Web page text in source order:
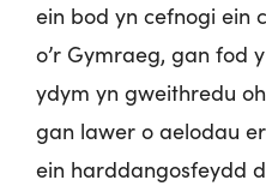
ein bod yn cefnogi ein
o’r Gymraeg, gan fod
ydym yn gweithredu
gan lawer o aelodau
ein harddangosfeydd